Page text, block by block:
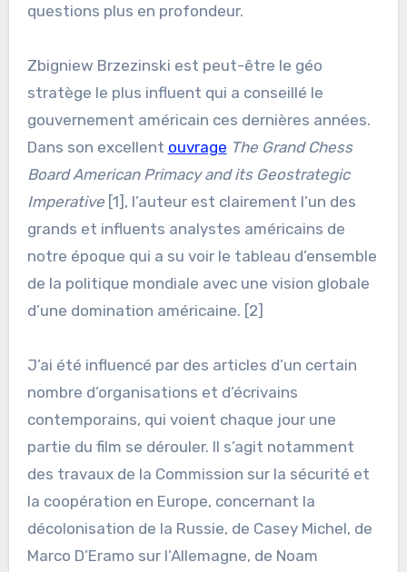
questions plus en profondeur.
Zbigniew Brzezinski est peut-être le géo
stratège le plus influent qui a conseillé le
gouvernement américain ces dernières années.
Dans son excellent ouvrage The Grand Chess
Board American Primacy and its Geostrategic
Imperative[1], l’auteur est clairement l’un des
grands et influents analystes américains de
notre époque qui a su voir le tableau d’ensemble
de la politique mondiale avec une vision globale
d’une domination américaine. [2]
J’ai été influencé par des articles d’un certain
nombre d’organisations et d’écrivains
contemporains, qui voient chaque jour une
partie du film se dérouler. Il s’agit notamment
des travaux de la Commission sur la sécurité et
la coopération en Europe, concernant la
décolonisation de la Russie, de Casey Michel, de
Marco D’Eramo sur l’Allemagne, de Noam